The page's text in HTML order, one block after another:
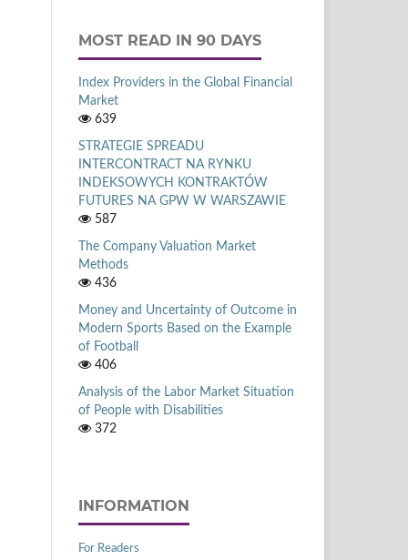
MOST READ IN 90 DAYS
Index Providers in the Global Financial
Market
639
STRATEGIE SPREADU
INTERCONTRACT NA RYNKU
INDEKSOWYCH KONTRAKTÓW
FUTURES NA GPW W WARSZAWIE
587
The Company Valuation Market
Methods
436
Money and Uncertainty of Outcome in
Modern Sports Based on the Example
of Football
406
Analysis of the Labor Market Situation
of People with Disabilities
372
INFORMATION
For Readers